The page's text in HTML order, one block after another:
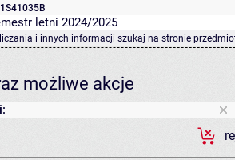
letni 2024/2025
i innych informacji szukaj na stronie
możliwe akcje